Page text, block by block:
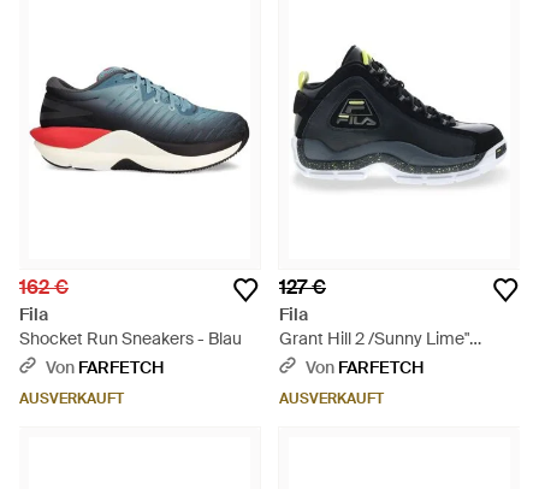
162 €
Fila
Shocket Run Sneakers - Blau
Von FARFETCH
AUSVERKAUFT
127 €
Fila
Grant Hill 2 /Sunny Lime"
Sneakers - Schwarz
Von FARFETCH
AUSVERKAUFT